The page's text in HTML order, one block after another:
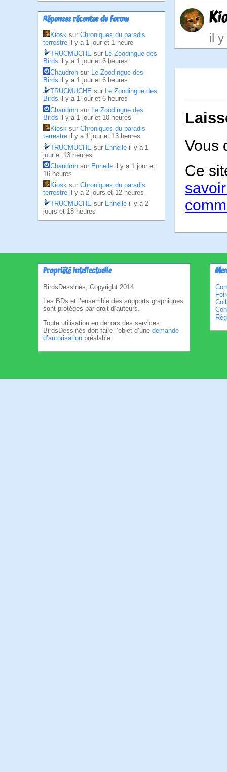
Réponses récentes du Forum
Kiosk sur Chroniques du paradis
terrestre il y a 1 jour et 1 heure
TRUCMUCHE sur Le Zoodingue des
Birds il y a 1 jour et 6 heures
Chaudron sur Le Zoodingue des
Birds il y a 1 jour et 6 heures
TRUCMUCHE sur Le Zoodingue des
Birds il y a 1 jour et 6 heures
Chaudron sur Le Zoodingue des
Birds il y a 1 jour et 10 heures
Kiosk sur Chroniques du paradis
terrestre il y a 1 jour et 13 heures
TRUCMUCHE sur Ennelle il y a 1
jour et 13 heures
Chaudron sur Ennelle il y a 1 jour et
16 heures
Kiosk sur Chroniques du paradis
terrestre il y a 2 jours et 12 heures
TRUCMUCHE sur Ennelle il y a 2
jours et 18 heures
il
Vous
Ce
Propriété intellectuelle
BirdsDessinés, Copyright 2014
Les BDs et l’ensemble des supports graphiques
sont protégés par droit d’auteurs.
Toute utilisation en dehors des services
BirdsDessinés doit faire l’objet d’une demande
d’autorisation préalable.